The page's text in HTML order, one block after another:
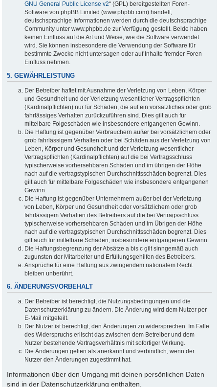
GNU General Public License v2“ (GPL) bereitgestellten Foren-
Software von phpBB Limited (www.phpbb.com) handelt;
deutschsprachige Informationen werden durch die deutschsprachige
Community unter www.phpbb.de zur Verfügung gestellt. Beide haben
keinen Einfluss auf die Art und Weise, wie die Software verwendet
wird. Sie können insbesondere die Verwendung der Software für
bestimmte Zwecke nicht untersagen oder auf Inhalte fremder Foren
Einfluss nehmen.
5. GEWÄHRLEISTUNG
Der Betreiber haftet mit Ausnahme der Verletzung von Leben, Körper
und Gesundheit und der Verletzung wesentlicher Vertragspflichten
(Kardinalpflichten) nur für Schäden, die auf ein vorsätzliches oder grob
fahrlässiges Verhalten zurückzuführen sind. Dies gilt auch für
mittelbare Folgeschäden wie insbesondere entgangenen Gewinn.
Die Haftung ist gegenüber Verbrauchern außer bei vorsätzlichem oder
grob fahrlässigem Verhalten oder bei Schäden aus der Verletzung von
Leben, Körper und Gesundheit und der Verletzung wesentlicher
Vertragspflichten (Kardinalpflichten) auf die bei Vertragsschluss
typischerweise vorhersehbaren Schäden und im übrigen der Höhe
nach auf die vertragstypischen Durchschnittsschäden begrenzt. Dies
gilt auch für mittelbare Folgeschäden wie insbesondere entgangenen
Gewinn.
Die Haftung ist gegenüber Unternehmern außer bei der Verletzung
von Leben, Körper und Gesundheit oder vorsätzlichem oder grob
fahrlässigem Verhalten des Betreibers auf die bei Vertragsschluss
typischerweise vorhersehbaren Schäden und im Übrigen der Höhe
nach auf die vertragstypischen Durchschnittsschäden begrenzt. Dies
gilt auch für mittelbare Schäden, insbesondere entgangenen Gewinn.
Die Haftungsbegrenzung der Absätze a bis c gilt sinngemäß auch
zugunsten der Mitarbeiter und Erfüllungsgehilfen des Betreibers.
Ansprüche für eine Haftung aus zwingendem nationalem Recht
bleiben unberührt.
6. ÄNDERUNGSVORBEHALT
Der Betreiber ist berechtigt, die Nutzungsbedingungen und die
Datenschutzerklärung zu ändern. Die Änderung wird dem Nutzer per
E-Mail mitgeteilt.
Der Nutzer ist berechtigt, den Änderungen zu widersprechen. Im Falle
des Widerspruchs erlischt das zwischen dem Betreiber und dem
Nutzer bestehende Vertragsverhältnis mit sofortiger Wirkung.
Die Änderungen gelten als anerkannt und verbindlich, wenn der
Nutzer den Änderungen zugestimmt hat.
Informationen über den Umgang mit deinen persönlichen Daten
sind in der Datenschutzerklärung enthalten.